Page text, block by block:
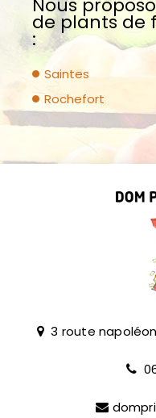
Nous
de plants de
:
Saintes
Rochefort
3 route